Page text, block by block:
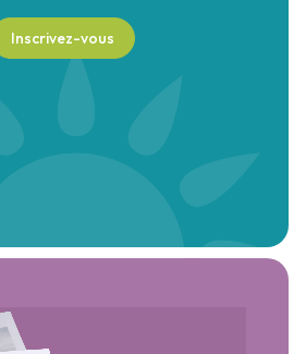
Inscrivez-vous